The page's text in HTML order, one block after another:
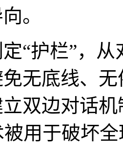
。
护栏”，从
无底线、
双边对话
用于破坏